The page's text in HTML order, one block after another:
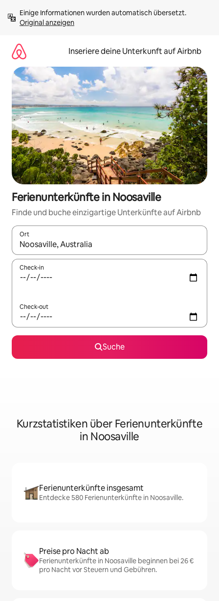
Inhalten
springenOriginal anzeigen
Inseriere deine Unterkunft auf Airbnb
Ferienunterkünfte in Noosaville
Finde und buche einzigartige Unterkünfte auf Airbnb
Ort
Wenn Ergebnisse verfügbar sind, navigiere mit den
Check-in
Check-out
Suche
Kurzstatistiken über Ferienunterkünfte
in Noosaville
Ferienunterkünfte insgesamt
Entdecke 580 Ferienunterkünfte in Noosaville.
Preise pro Nacht ab
Ferienunterkünfte in Noosaville beginnen bei 26 €
pro Nacht vor Steuern und Gebühren.